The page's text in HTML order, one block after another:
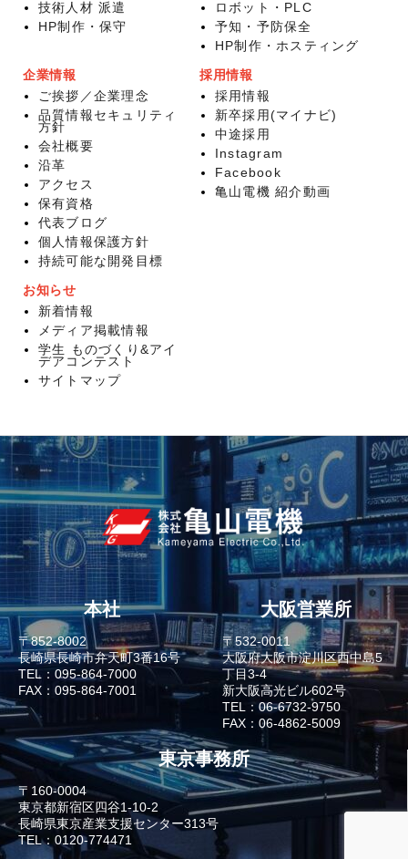
技術人材 派遣
HP制作・保守
ロボット・PLC
予知・予防保全
HP制作・ホスティング
企業情報
ご挨拶／企業理念
品質情報セキュリティ
方針
会社概要
沿革
アクセス
保有資格
代表ブログ
個人情報保護方針
持続可能な開発目標
採用情報
採用情報
新卒採用(マイナビ)
中途採用
Instagram
Facebook
亀山電機 紹介動画
お知らせ
新着情報
メディア掲載情報
学生 ものづくり&アイ
デアコンテスト
サイトマップ
本社
〒852-8002
長崎県長崎市弁天町3番16号
TEL：095-864-7000
FAX：095-864-7001
大阪営業所
〒532-0011
大阪府大阪市淀川区西中島5
丁目3-4
新大阪高光ビル602号
TEL：06-6732-9750
FAX：06-4862-5009
東京事務所
〒160-0004
東京都新宿区四谷1-10-2
長崎県東京産業支援センター313号
TEL：0120-774471